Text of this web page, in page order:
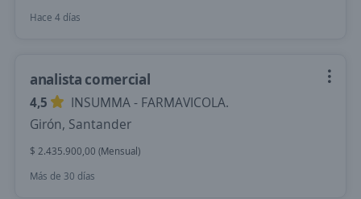
Hace 4 días
analista comercial
4,5
INSUMMA - FARMAVICOLA.
Girón, Santander
$ 2.435.900,00 (Mensual)
Más de 30 días